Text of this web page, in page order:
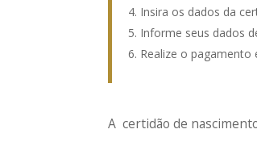
Insira os dados da
Informe seus dados
Realize o pagamento
A certidão de